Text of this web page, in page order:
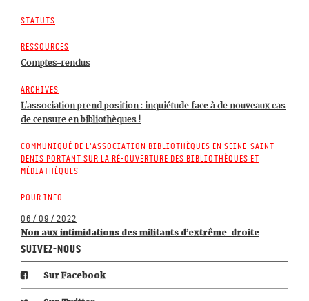
Statuts
Ressources
Comptes-rendus
Archives
L'association prend position : inquiétude face à de nouveaux cas
de censure en bibliothèques !
Communiqué de l'association Bibliothèques en Seine-Saint-
Denis portant sur la ré-ouverture des bibliothèques et
médiathèques
Pour info
06 / 09 / 2022
Non aux intimidations des militants d’extrême-droite
Suivez-nous
Sur Facebook